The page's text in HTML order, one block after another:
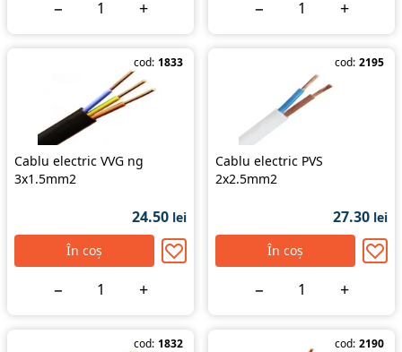
− + − +
cod: 1833
Cablu electric VVG ng
3x1.5mm2
24.50 lei
În coș
− +
cod: 2195
Cablu electric PVS
2x2.5mm2
27.30 lei
În coș
− +
cod: 1832 cod: 2190